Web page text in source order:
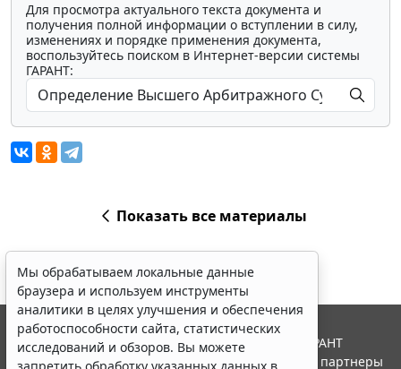
Для просмотра актуального текста документа и
получения полной информации о вступлении в силу,
изменениях и порядке применения документа,
воспользуйтесь поиском в Интернет-версии системы
ГАРАНТ:
Показать все материалы
Мы обрабатываем локальные данные
браузера и используем инструменты
аналитики в целях улучшения и обеспечения
работоспособности сайта, статистических
исследований и обзоров. Вы можете
© ООО "НПП "ГАРАНТ-СЕРВИС", 2026. Система ГАРАНТ
выпускается с 1990 года. Компания "Гарант" и ее партнеры